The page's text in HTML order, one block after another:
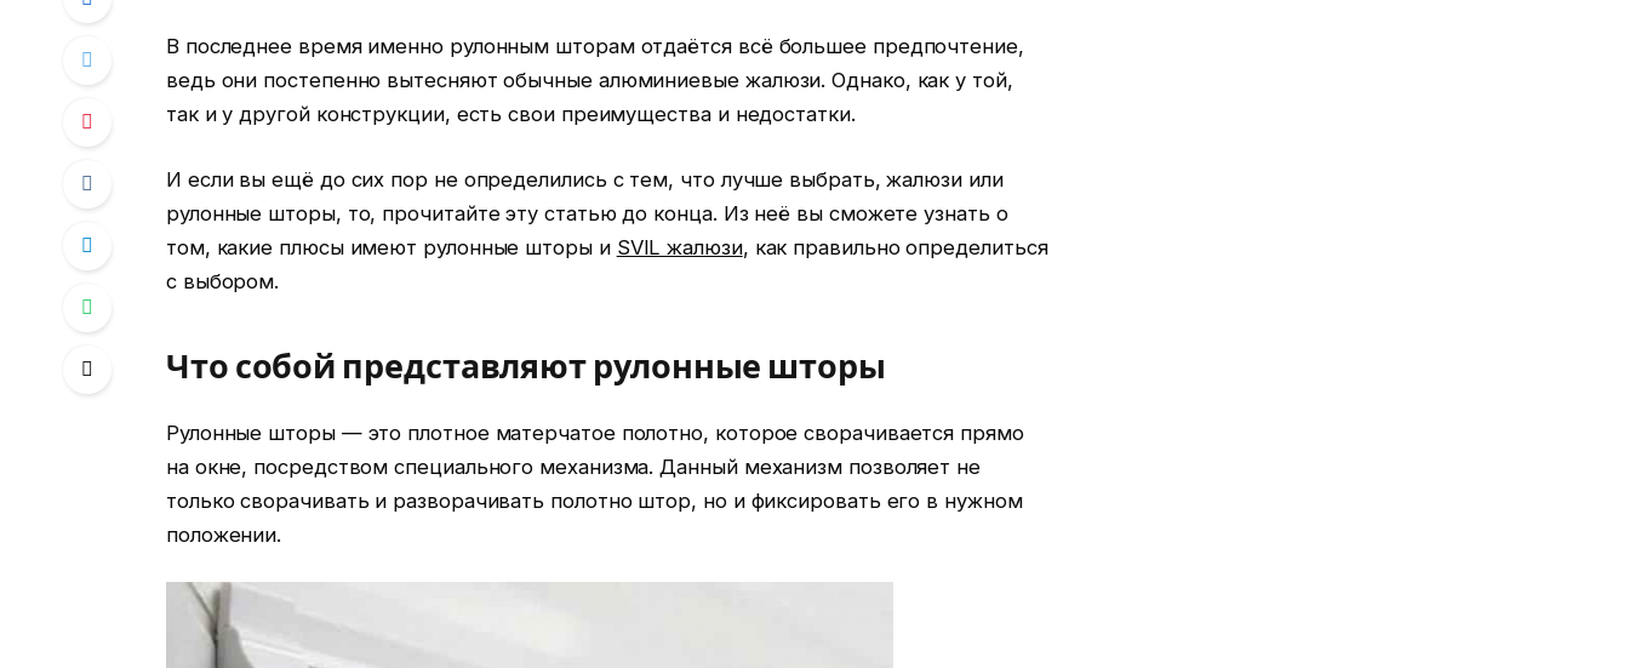
В последнее время именно рулонным шторам отдаётся всё большее предпочтение,
ведь они постепенно вытесняют обычные алюминиевые жалюзи. Однако, как у той,
так и у другой конструкции, есть свои преимущества и недостатки.
И если вы ещё до сих пор не определились с тем, что лучше выбрать, жалюзи или
рулонные шторы, то, прочитайте эту статью до конца. Из неё вы сможете узнать о
том, какие плюсы имеют рулонные шторы и SVIL жалюзи, как правильно определиться
с выбором.
Что собой представляют рулонные шторы
Рулонные шторы — это плотное матерчатое полотно, которое сворачивается прямо
на окне, посредством специального механизма. Данный механизм позволяет не
только сворачивать и разворачивать полотно штор, но и фиксировать его в нужном
положении.